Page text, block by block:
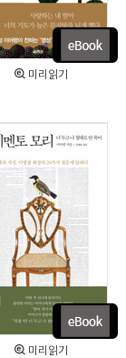
미리읽기
미리읽기